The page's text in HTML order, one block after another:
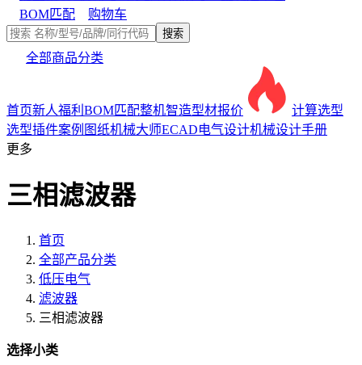
BOM匹配 购物车
搜索
全部商品分类
首页新人福利 BOM匹配整机智造型材报价
计算选型
选型插件案例图纸机械大师ECAD电气设计机械设计手册
更多
三相滤波器
首页
全部产品分类
低压电气
滤波器
三相滤波器
选择小类